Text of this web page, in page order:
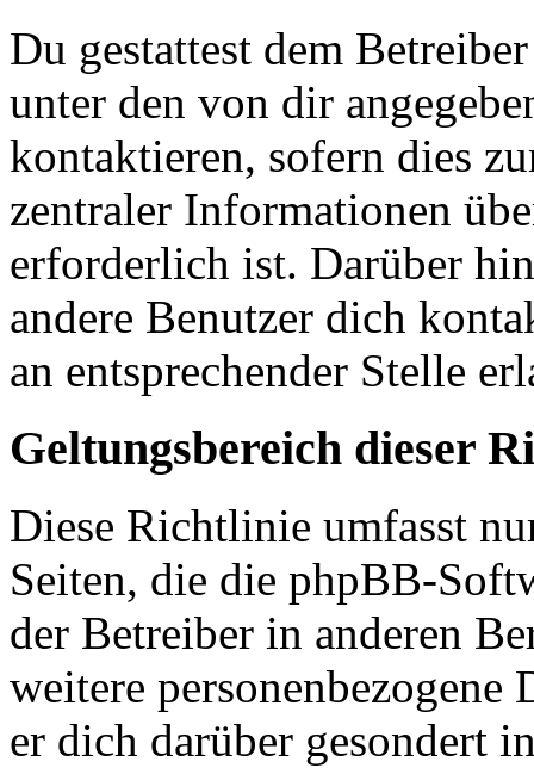
Du gestattest dem
unter den von dir
kontaktieren, sofern dies
zentraler Informationen
erforderlich ist. Darüber
andere Benutzer dich
an entsprechender Stelle
Geltungsbereich dieser
Diese Richtlinie umfasst
Seiten, die die phpBB-
der Betreiber in anderen
weitere personenbezogene
er dich darüber gesondert